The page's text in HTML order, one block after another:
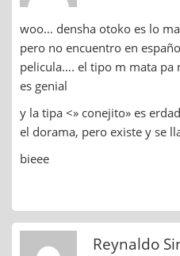
woo… densha otoko es lo
pero no encuentro en
pelicula…. el tipo m mata pa
es genial
y la tipa <» conejito» es
el dorama, pero existe y se
bieee
Reynaldo